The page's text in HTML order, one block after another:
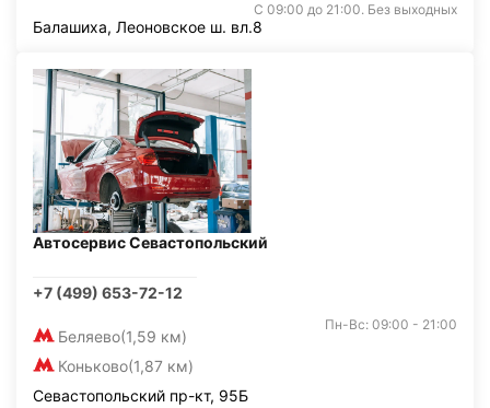
С 09:00 до 21:00. Без выходных
Балашиха, Леоновское ш. вл.8
Автосервис Севастопольский
+7 (499) 653-72-12
Беляево(1,59 км)
Коньково(1,87 км)
Пн-Вс: 09:00 - 21:00
Севастопольский пр-кт, 95Б